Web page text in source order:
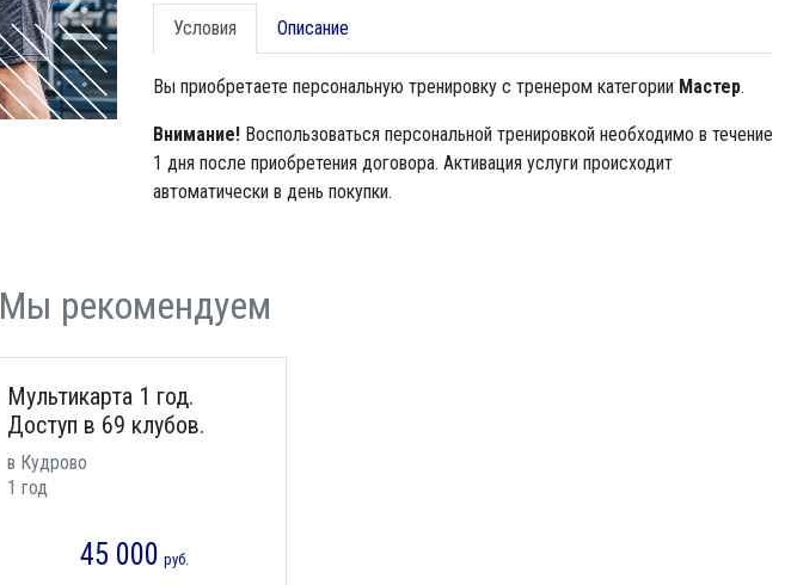
Условия Описание
Вы приобретаете персональную тренировку с тренером категории Мастер.
Внимание!Воспользоваться персональной тренировкой необходимо в течение
1 дня после приобретения договора. Активация услуги происходит
автоматически в день покупки.
Мы рекомендуем
Мультикарта 1 год.
Доступ в 69 клубов.
в Кудрово
1 год
45 000 руб.